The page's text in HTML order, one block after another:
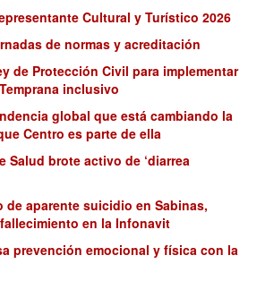
Cultural y Turístico 2026
de normas y acreditación
de Protección Civil para implementar
inclusivo
global que está cambiando la
Centro es parte de ella
Salud brote activo de ‘diarrea
de aparente suicidio en Sabinas,
en la Infonavit
prevención emocional y física con la